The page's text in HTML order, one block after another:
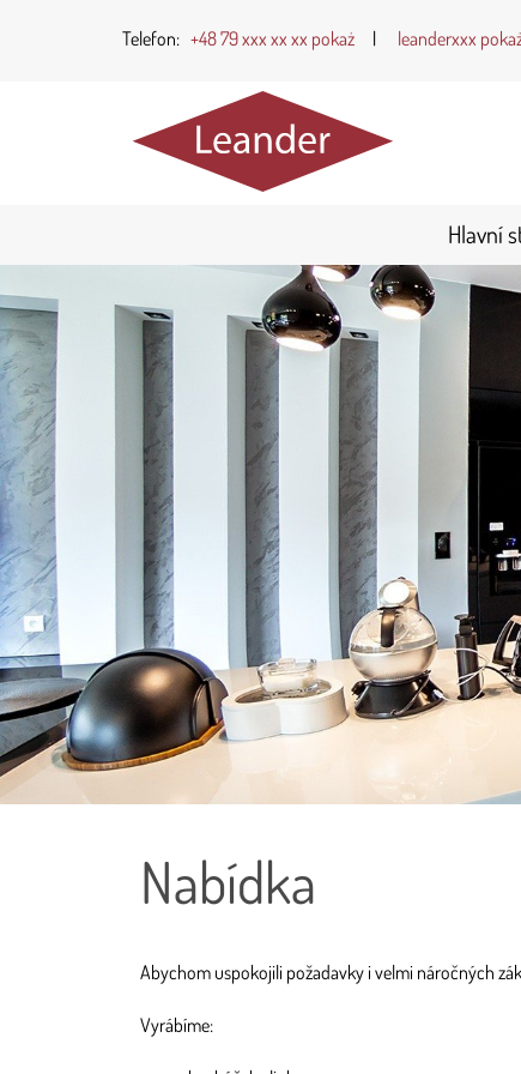
Telefon: +48 79 xxx xx xx pokaż | leanderxxx
Hlavní
Nabídka
Abychom uspokojili požadavky i velmi náročných
Vyrábíme: